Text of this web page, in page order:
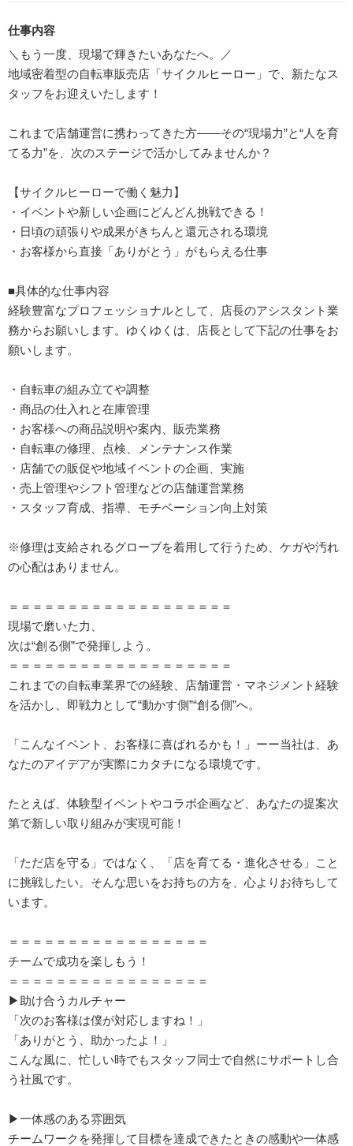
仕事内容
＼もう一度、現場で輝きたいあなたへ。／
地域密着型の自転車販売店「サイクルヒーロー」で、新たなス
タッフをお迎えいたします！
これまで店舗運営に携わってきた方――その“現場力”と“人を育
てる力”を、次のステージで活かしてみませんか？
【サイクルヒーローで働く魅力】
・イベントや新しい企画にどんどん挑戦できる！
・日頃の頑張りや成果がきちんと還元される環境
・お客様から直接「ありがとう」がもらえる仕事
■具体的な仕事内容
経験豊富なプロフェッショナルとして、店長のアシスタント業
務からお願いします。ゆくゆくは、店長として下記の仕事をお
願いします。
・自転車の組み立てや調整
・商品の仕入れと在庫管理
・お客様への商品説明や案内、販売業務
・自転車の修理、点検、メンテナンス作業
・店舗での販促や地域イベントの企画、実施
・売上管理やシフト管理などの店舗運営業務
・スタッフ育成、指導、モチベーション向上対策
※修理は支給されるグローブを着用して行うため、ケガや汚れ
の心配はありません。
＝＝＝＝＝＝＝＝＝＝＝＝＝＝＝＝＝＝＝
現場で磨いた力、
次は“創る側”で発揮しよう。
＝＝＝＝＝＝＝＝＝＝＝＝＝＝＝＝＝＝＝
これまでの自転車業界での経験、店舗運営・マネジメント経験
を活かし、即戦力として“動かす側”“創る側”へ。
「こんなイベント、お客様に喜ばれるかも！」ーー当社は、あ
なたのアイデアが実際にカタチになる環境です。
たとえば、体験型イベントやコラボ企画など、あなたの提案次
第で新しい取り組みが実現可能！
「ただ店を守る」ではなく、「店を育てる・進化させる」こと
に挑戦したい。そんな思いをお持ちの方を、心よりお待ちして
います。
＝＝＝＝＝＝＝＝＝＝＝＝＝＝＝＝＝
チームで成功を楽しもう！
＝＝＝＝＝＝＝＝＝＝＝＝＝＝＝＝＝
▶助け合うカルチャー
「次のお客様は僕が対応しますね！」
「ありがとう、助かったよ！」
こんな風に、忙しい時でもスタッフ同士で自然にサポートし合
う社風です。
▶一体感のある雰囲気
チームワークを発揮して目標を達成できたときの感動や一体感